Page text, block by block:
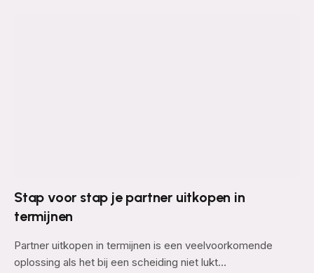
Stap voor stap je partner uitkopen in
termijnen
Partner uitkopen in termijnen is een veelvoorkomende
oplossing als het bij een scheiding niet lukt…